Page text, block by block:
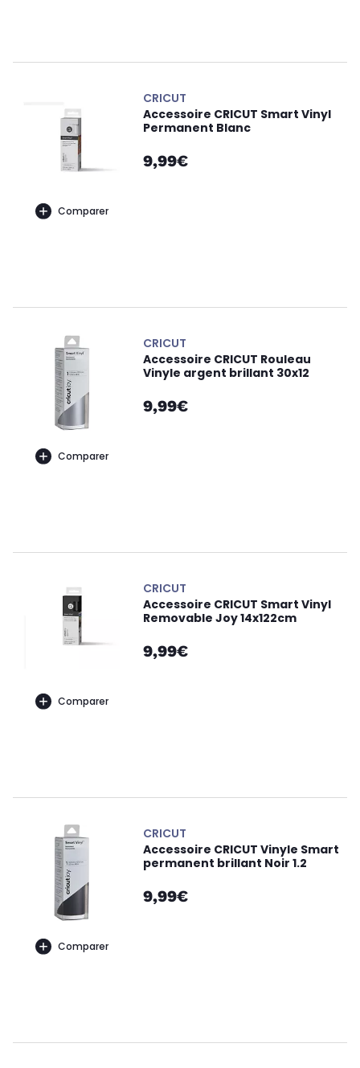
Comparer
CRICUT
Accessoire CRICUT Smart Vinyl
Permanent Blanc
9,99€
Comparer
CRICUT
Accessoire CRICUT Rouleau
Vinyle argent brillant 30x12
9,99€
Comparer
CRICUT
Accessoire CRICUT Smart Vinyl
Removable Joy 14x122cm
9,99€
Comparer
CRICUT
Accessoire CRICUT Vinyle Smart
permanent brillant Noir 1.2
9,99€